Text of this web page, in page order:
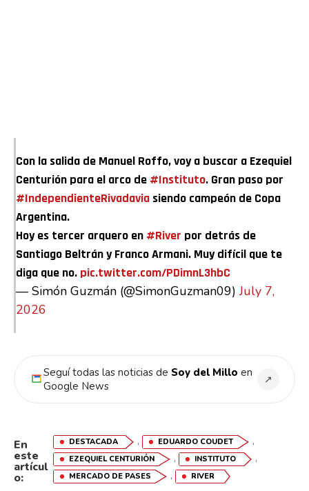
Con la salida de Manuel Roffo, voy a buscar a Ezequiel
Centurión para el arco de #Instituto. Gran paso por
#IndependienteRivadavia siendo campeón de Copa
Argentina.
Hoy es tercer arquero en #River por detrás de
Santiago Beltrán y Franco Armani. Muy difícil que te
diga que no. pic.twitter.com/PDimnL3hbC
— Simón Guzmán (@SimonGuzman09)July 7,
2026
Seguí todas las noticias de Soy del Millo en
Google News
↗
En
este
artícul
o:
DESTACADA , EDUARDO COUDET ,
EZEQUIEL CENTURIÓN , INSTITUTO ,
MERCADO DE PASES , RIVER